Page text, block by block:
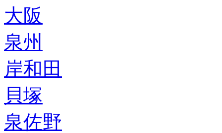
大阪
泉州
岸和田
貝塚
泉佐野